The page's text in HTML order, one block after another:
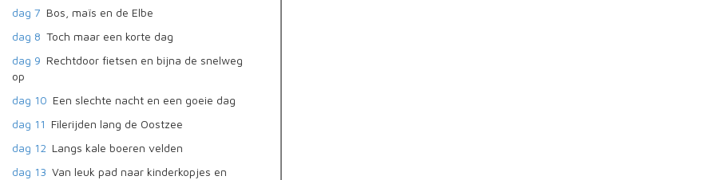
dag 7 Bos, maïs en de Elbe
dag 8 Toch maar een korte dag
dag 9 Rechtdoor fietsen en bijna de snelweg
op
dag 10 Een slechte nacht en een goeie dag
dag 11 Filerijden lang de Oostzee
dag 12 Langs kale boeren velden
dag 13 Van leuk pad naar kinderkopjes en